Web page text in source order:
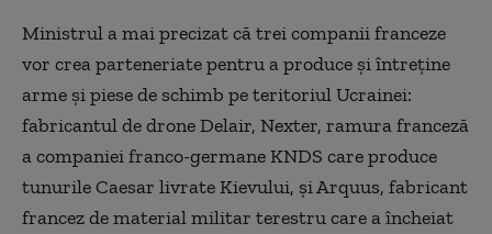
Ministrul a mai precizat că trei companii franceze
vor crea parteneriate pentru a produce şi întreţine
arme şi piese de schimb pe teritoriul Ucrainei:
fabricantul de drone Delair, Nexter, ramura franceză
a companiei franco-germane KNDS care produce
tunurile Caesar livrate Kievului, şi Arquus, fabricant
francez de material militar terestru care a încheiat